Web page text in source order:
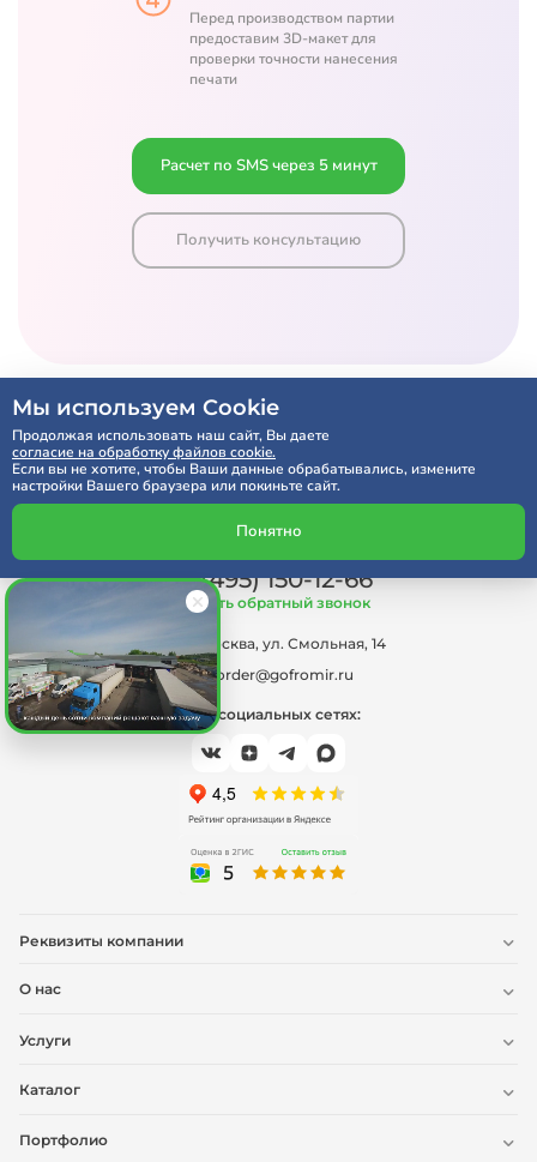
Перед производством партии
предоставим 3D-макет для
проверки точности нанесения
печати
Расчет по SMS через 5 минут
Получить консультацию
+7 (495) 150-12-66
Заказать обратный звонок
г. Москва, ул. Смольная, 14
order@gofromir.ru
Мы в социальных сетях:
Реквизиты компании
О нас
Услуги
Каталог
Портфолио
Мы используем Cookie
Продолжая использовать наш сайт, Вы даете
согласие на обработку файлов cookie.
Если вы не хотите, чтобы Ваши данные обрабатывались, измените
настройки Вашего браузера или покиньте сайт.
Понятно